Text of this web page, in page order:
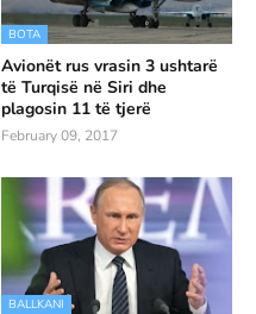
BOTA
Avionët rus vrasin 3 ushtarë
të Turqisë në Siri dhe
plagosin 11 të tjerë
February 09, 2017
BALLKANI